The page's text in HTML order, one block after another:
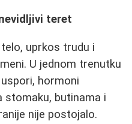
teret
uprkos trudu i
U jednom trenutku
hormoni
stomaku, butinama i
nije postojalo.